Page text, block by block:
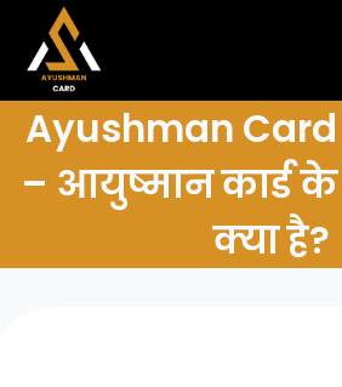
content
Ayushman
– आयुष्मान कार्ड के
क्या है?